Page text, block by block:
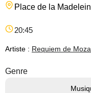
Place de la
20:45
Artiste : Requiem de
Genre